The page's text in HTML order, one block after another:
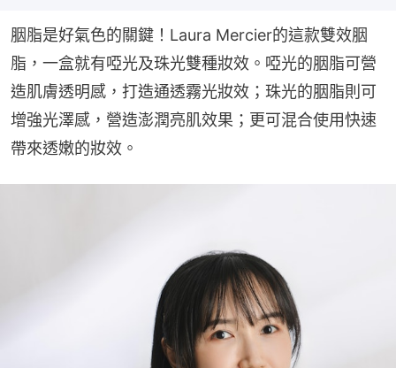
胭脂是好氣色的關鍵！Laura Mercier的這款雙效胭
脂，一盒就有啞光及珠光雙種妝效。啞光的胭脂可營
造肌膚透明感，打造通透霧光妝效；珠光的胭脂則可
增強光澤感，營造澎潤亮肌效果；更可混合使用快速
帶來透嫩的妝效。